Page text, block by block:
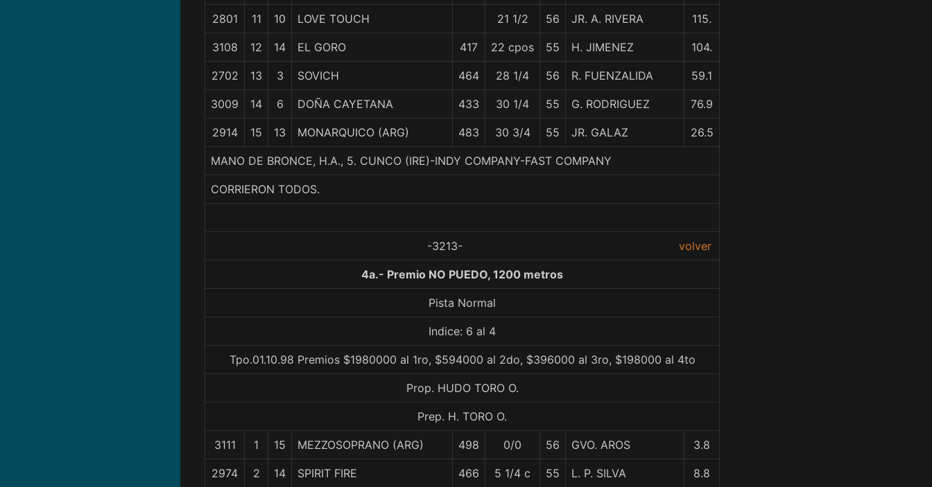
2801 11 10 LOVE TOUCH 21 1/2 56 JR. A. RIVERA 115.
3108 12 14 EL GORO 417 22 cpos 55 H. JIMENEZ 104.
2702 13 3 SOVICH 464 28 1/4 56 R. FUENZALIDA 59.1
3009 14 6 DOÑA CAYETANA 433 30 1/4 55 G. RODRIGUEZ 76.9
2914 15 13 MONARQUICO (ARG) 483 30 3/4 55 JR. GALAZ 26.5
MANO DE BRONCE, H.A., 5. CUNCO (IRE)-INDY COMPANY-FAST COMPANY
CORRIERON TODOS.
-3213- volver
4a.- Premio NO PUEDO, 1200 metros
Pista Normal
Indice: 6 al 4
Tpo.01.10.98 Premios $1980000 al 1ro, $594000 al 2do, $396000 al 3ro, $198000 al 4to
Prop. HUDO TORO O.
Prep. H. TORO O.
3111 1 15 MEZZOSOPRANO (ARG) 498 0/0 56 GVO. AROS 3.8
2974 2 14 SPIRIT FIRE 466 5 1/4 c 55 L. P. SILVA 8.8